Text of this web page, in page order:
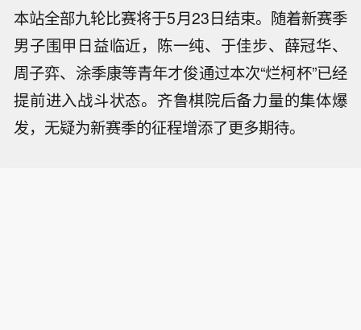
本站全部九轮比赛将于5月23日结束。随着新赛季
男子围甲日益临近，陈一纯、于佳步、薛冠华、
周子弈、涂季康等青年才俊通过本次“烂柯杯”已经
提前进入战斗状态。齐鲁棋院后备力量的集体爆
发，无疑为新赛季的征程增添了更多期待。